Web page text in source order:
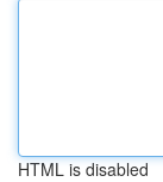
HTML is disabled